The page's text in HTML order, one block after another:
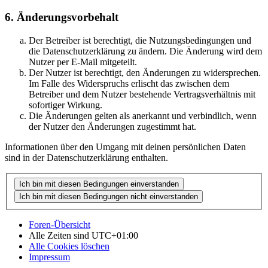
6. Änderungsvorbehalt
Der Betreiber ist berechtigt, die Nutzungsbedingungen und
die Datenschutzerklärung zu ändern. Die Änderung wird dem
Nutzer per E-Mail mitgeteilt.
Der Nutzer ist berechtigt, den Änderungen zu widersprechen.
Im Falle des Widerspruchs erlischt das zwischen dem
Betreiber und dem Nutzer bestehende Vertragsverhältnis mit
sofortiger Wirkung.
Die Änderungen gelten als anerkannt und verbindlich, wenn
der Nutzer den Änderungen zugestimmt hat.
Informationen über den Umgang mit deinen persönlichen Daten
sind in der Datenschutzerklärung enthalten.
Foren-Übersicht
Alle Zeiten sind UTC+01:00
Alle Cookies löschen
Impressum